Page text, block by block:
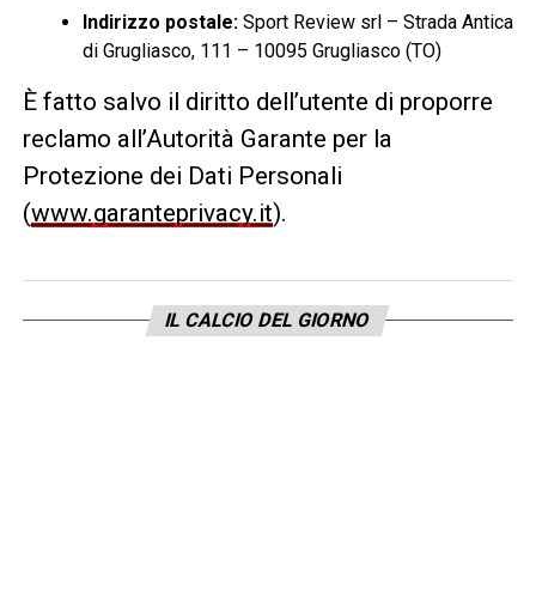
Indirizzo postale:Sport Review srl – Strada Antica
di Grugliasco, 111 – 10095 Grugliasco (TO)
È fatto salvo il diritto dell’utente di proporre
reclamo all’Autorità Garante per la
Protezione dei Dati Personali
(www.garanteprivacy.it).
IL CALCIO DEL GIORNO